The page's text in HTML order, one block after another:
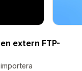
extern FTP-